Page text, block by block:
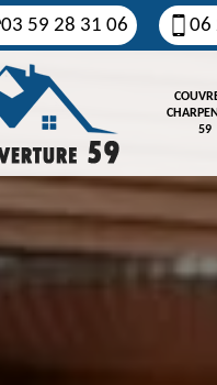
03 59 28 31 06 06
59